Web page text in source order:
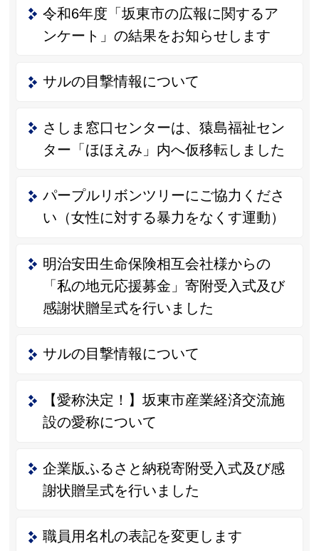
令和6年度「坂東市の広報に関するア
ンケート」の結果をお知らせします
サルの目撃情報について
さしま窓口センターは、猿島福祉セン
ター「ほほえみ」内へ仮移転しました
パープルリボンツリーにご協力くださ
い（女性に対する暴力をなくす運動）
明治安田生命保険相互会社様からの
「私の地元応援募金」寄附受入式及び
感謝状贈呈式を行いました
サルの目撃情報について
【愛称決定！】坂東市産業経済交流施
設の愛称について
企業版ふるさと納税寄附受入式及び感
謝状贈呈式を行いました
職員用名札の表記を変更します